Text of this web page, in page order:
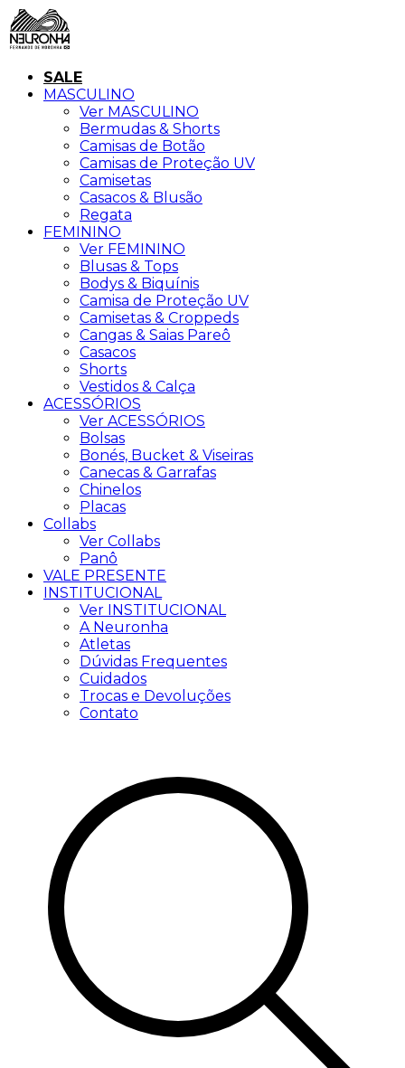
SALE
MASCULINO
Ver MASCULINO
Bermudas & Shorts
Camisas de Botão
Camisas de Proteção UV
Camisetas
Casacos & Blusão
Regata
FEMININO
Ver FEMININO
Blusas & Tops
Bodys & Biquínis
Camisa de Proteção UV
Camisetas & Croppeds
Cangas & Saias Pareô
Casacos
Shorts
Vestidos & Calça
ACESSÓRIOS
Ver ACESSÓRIOS
Bolsas
Bonés, Bucket & Viseiras
Canecas & Garrafas
Chinelos
Placas
Collabs
Ver Collabs
Panô
VALE PRESENTE
INSTITUCIONAL
Ver INSTITUCIONAL
A Neuronha
Atletas
Dúvidas Frequentes
Cuidados
Trocas e Devoluções
Contato